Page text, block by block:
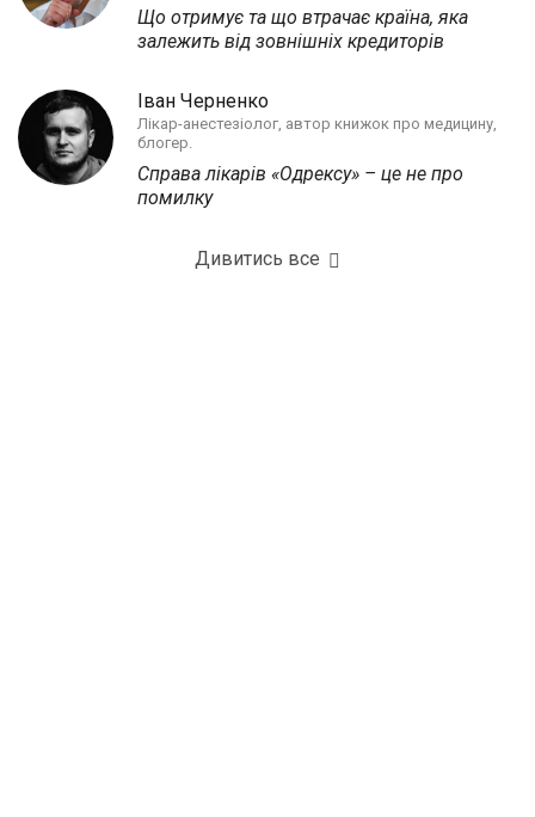
Що отримує та що втрачає країна, яка
залежить від зовнішніх кредиторів
Іван Черненко
Лікар-анестезіолог, автор книжок про медицину,
блогер.
Справа лікарів «Одрексу» – це не про
помилку
Дивитись все